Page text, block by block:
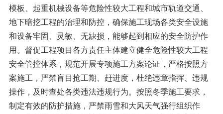
模板、起重机械设备等危险性较大工程和城市轨道交通、
地下暗挖工程的治理和防控，确保施工现场各类安全设施
和设备牢固、灵敏、无缺损，能够起到相应的安全防护作
用。督促工程项目各方责任主体建立健全危险性较大工程
安全管控体系，规范开展专项施工方案论证，严格按照方
案施工，严禁盲目抢工期、赶进度，杜绝违章指挥、违规
操作，及时查处各类违法违规行为。按照冬季施工要求，
制定有效的防护措施，严禁雨雪和大风天气强行组织作